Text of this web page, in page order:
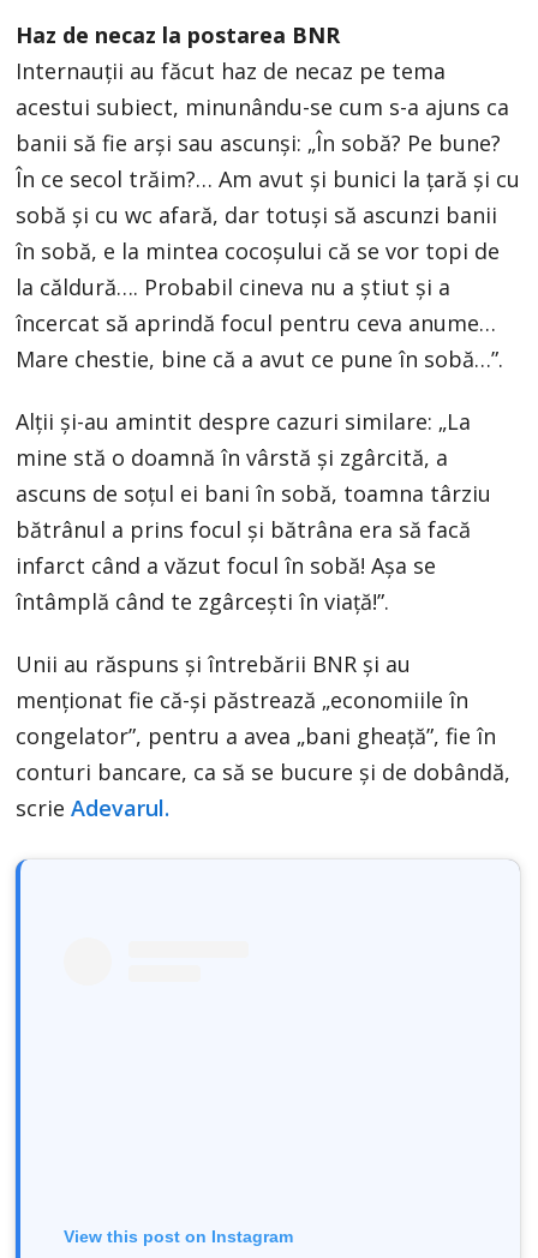
Haz de necaz la postarea BNR
Internauții au făcut haz de necaz pe tema
acestui subiect, minunându-se cum s-a ajuns ca
banii să fie arși sau ascunși: „În sobă? Pe bune?
În ce secol trăim?… Am avut și bunici la țară și cu
sobă și cu wc afară, dar totuși să ascunzi banii
în sobă, e la mintea cocoșului că se vor topi de
la căldură…. Probabil cineva nu a știut și a
încercat să aprindă focul pentru ceva anume…
Mare chestie, bine că a avut ce pune în sobă…”.
Alții și-au amintit despre cazuri similare: „La
mine stă o doamnă în vârstă și zgârcită, a
ascuns de soțul ei bani în sobă, toamna târziu
bătrânul a prins focul și bătrâna era să facă
infarct când a văzut focul în sobă! Așa se
întâmplă când te zgârcești în viață!”.
Unii au răspuns și întrebării BNR și au
menționat fie că-și păstrează „economiile în
congelator”, pentru a avea „bani gheață”, fie în
conturi bancare, ca să se bucure și de dobândă,
scrieAdevarul.
View this post on Instagram